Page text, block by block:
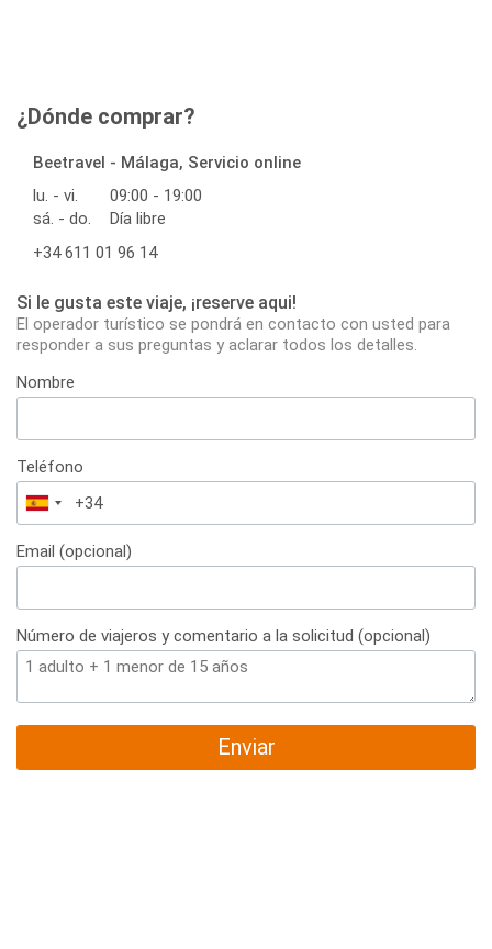
¿Dónde comprar?
Beetravel - Málaga, Servicio online
lu. - vi.
09:00 - 19:00
sá. - do.
Día libre
+34 611 01 96 14
Si le gusta este viaje, ¡reserve aqui!
El operador turístico se pondrá en contacto con usted para
responder a sus preguntas y aclarar todos los detalles.
Nombre
Teléfono
España
+34
Email (opcional)
Número de viajeros y comentario a la solicitud (opcional)
Enviar